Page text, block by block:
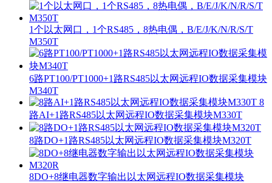
1个以太网口，1个RS485，8热电偶，B/E/J/K/N/R/S/T
M350T
6路PT100/PT1000+1路RS485以太网远程IO数据采集模块
M340T
8
路AI+1路RS485以太网远程IO数据采集模块M330T
8路DO+1路RS485以太网远程IO数据采集模块M320T
8DO+8继电器数字输出以太网远程IO数据采集模块